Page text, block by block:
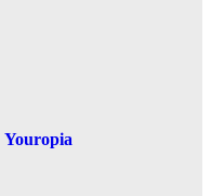
Youropia